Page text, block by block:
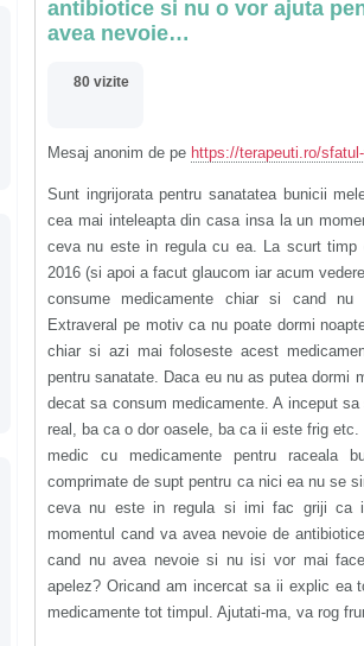
antibiotice si nu o vor ajuta
avea nevoie…
80 vizite
Mesaj anonim de pe https://terapeuti.ro/
Sunt ingrijorata pentru sanatatea bunicii
cea mai inteleapta din casa insa la un
ceva nu este in regula cu ea. La scurt
2016 (si apoi a facut glaucom iar acum
consume medicamente chiar si cand
Extraveral pe motiv ca nu poate dormi
chiar si azi mai foloseste acest
pentru sanatate. Daca eu nu as putea dormi
decat sa consum medicamente. A inceput
real, ba ca o dor oasele, ba ca ii este frig
medic cu medicamente pentru raceala
comprimate de supt pentru ca nici ea nu se
ceva nu este in regula si imi fac griji ca
momentul cand va avea nevoie de
cand nu avea nevoie si nu isi vor mai
apelez? Oricand am incercat sa ii explic ea
medicamente tot timpul. Ajutati-ma, va rog